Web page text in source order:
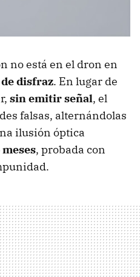
no está en el dron en
disfraz. En lugar de
sin emitir señal, el
falsas, alternándolas
ilusión óptica
, probada con